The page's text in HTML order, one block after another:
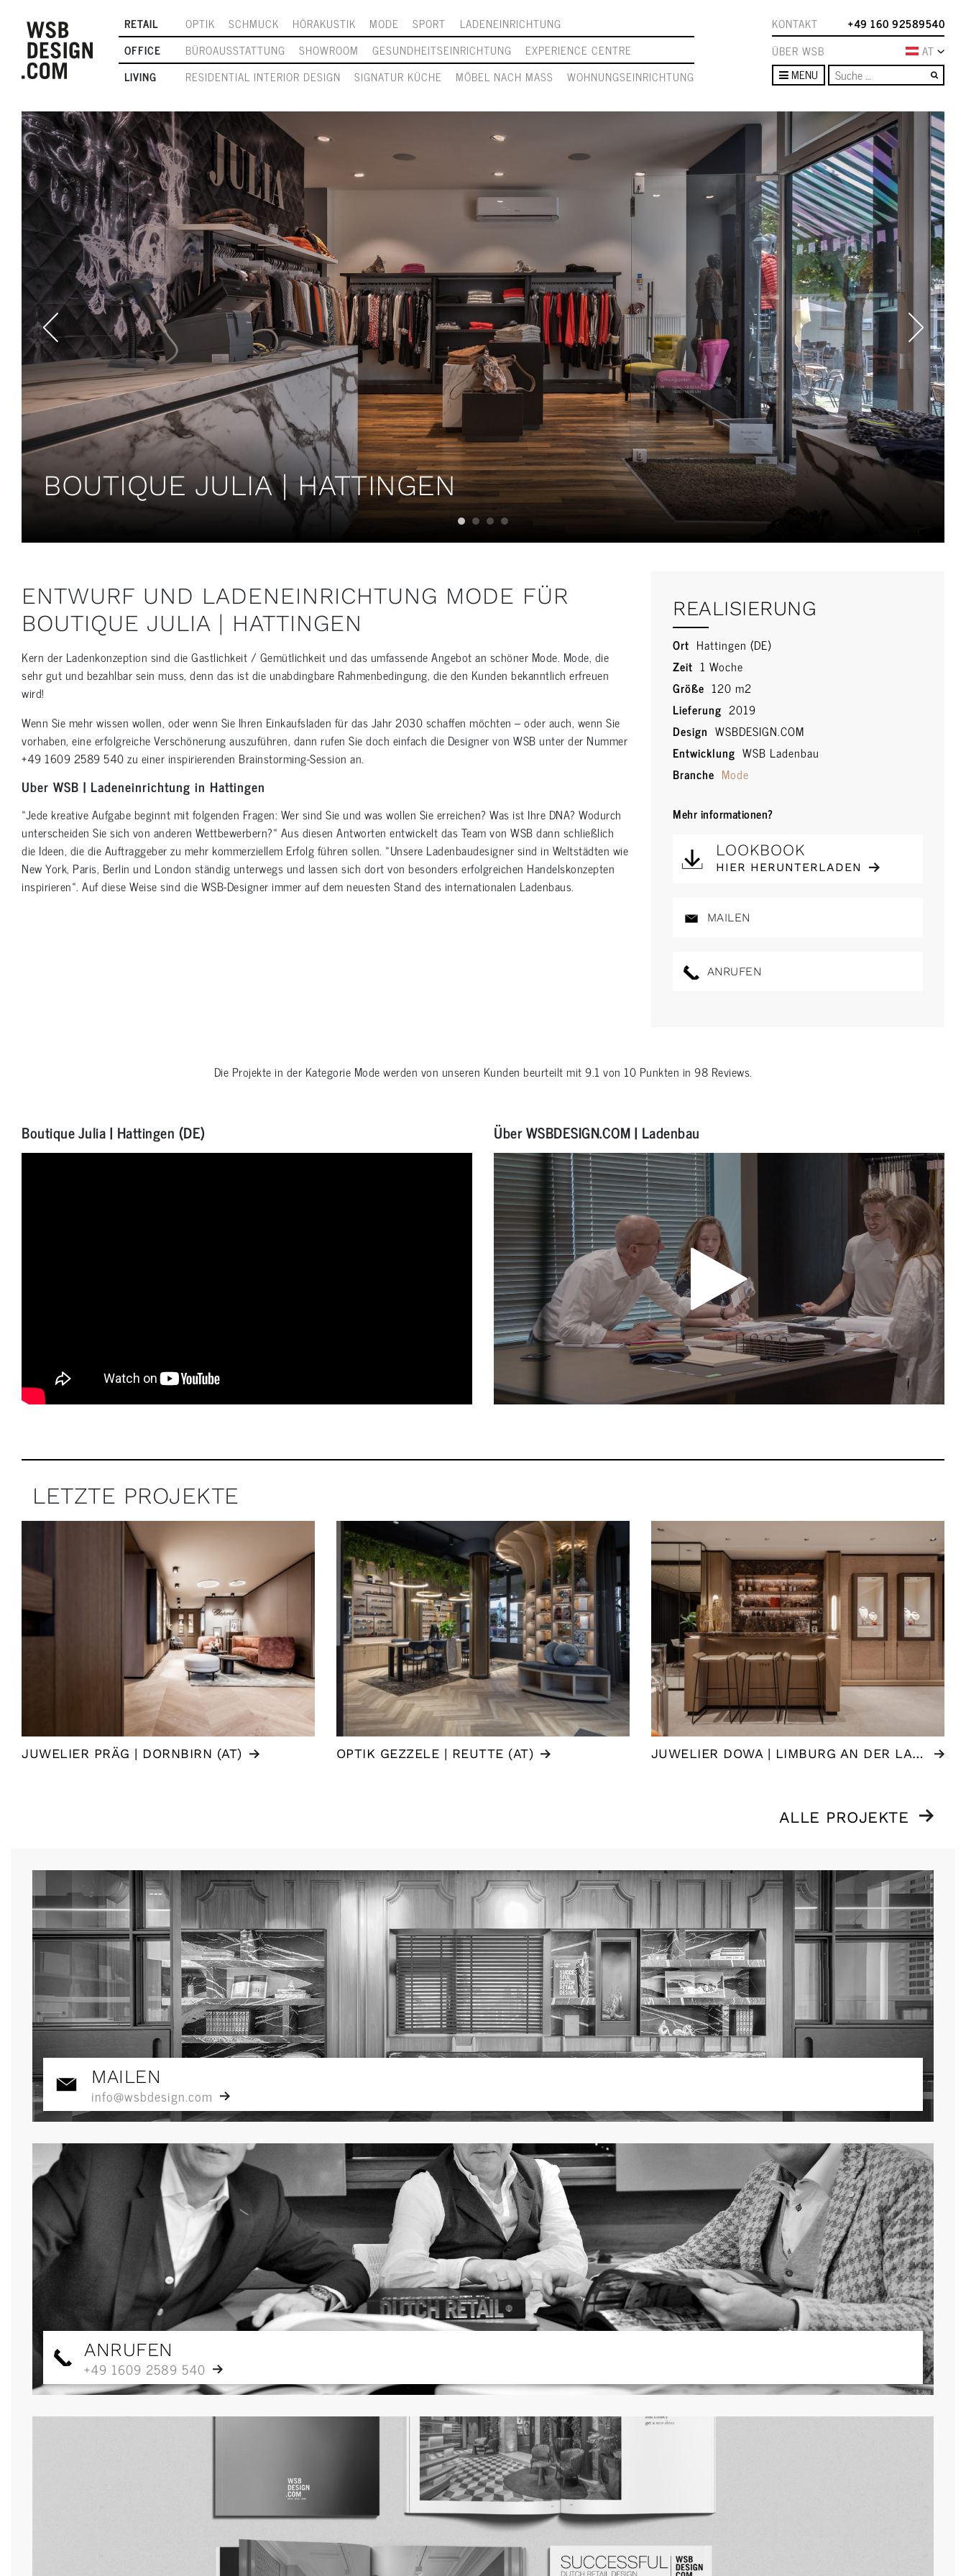
RETAIL OPTIK SCHMUCK HÖRAKUSTIK MODE SPORT
LADENEINRICHTUNG
OFFICE
BÜROAUSSTATTUNG SHOWROOM GESUNDHEITSEINRICHTUNG
EXPERIENCE CENTRE
LIVING
RESIDENTIAL INTERIOR DESIGN SIGNATUR KÜCHE MÖBEL NACH MASS WOHNUNGSEINRICHTUNG
KONTAKT
+49 160 92589540
ÜBER WSB
AT
MENU
BOUTIQUE JULIA | HATTINGEN
ENTWURF UND LADENEINRICHTUNG MODE FÜR
BOUTIQUE JULIA | HATTINGEN
Kern der Ladenkonzeption sind die Gastlichkeit / Gemütlichkeit und das umfassende Angebot an schöner Mode. Mode, die
sehr gut und bezahlbar sein muss, denn das ist die unabdingbare Rahmenbedingung, die den Kunden bekanntlich erfreuen
wird!
Wenn Sie mehr wissen wollen, oder wenn Sie Ihren Einkaufsladen für das Jahr 2030 schaffen möchten – oder auch, wenn Sie
vorhaben, eine erfolgreiche Verschönerung auszuführen, dann rufen Sie doch einfach die Designer von WSB unter der Nummer
+49 1609 2589 540 zu einer inspirierenden Brainstorming-Session an.
Uber WSB | Ladeneinrichtung in Hattingen
»Jede kreative Aufgabe beginnt mit folgenden Fragen: Wer sind Sie und was wollen Sie erreichen? Was ist Ihre DNA? Wodurch
unterscheiden Sie sich von anderen Wettbewerbern?« Aus diesen Antworten entwickelt das Team von WSB dann schließlich
die Ideen, die die Auftraggeber zu mehr kommerziellem Erfolg führen sollen. »Unsere Ladenbaudesigner sind in Weltstädten wie
New York, Paris, Berlin und London ständig unterwegs und lassen sich dort von besonders erfolgreichen Handelskonzepten
inspirieren«. Auf diese Weise sind die WSB-Designer immer auf dem neuesten Stand des internationalen Ladenbaus.
REALISIERUNG
Ort Hattingen (DE)
Zeit 1 Woche
Größe 120 m2
Lieferung 2019
Design WSBDESIGN.COM
Entwicklung WSB Ladenbau
Branche Mode
Mehr informationen?
LOOKBOOK
HIER HERUNTERLADEN
MAILEN
ANRUFEN
Die Projekte in der Kategorie Modewerden von unseren Kunden beurteilt mit9.1 von 10 Punkten in 98 Reviews.
Boutique Julia | Hattingen (DE) Über WSBDESIGN.COM | Ladenbau
LETZTE PROJEKTE
JUWELIER PRÄG | DORNBIRN (AT) OPTIK GEZZELE | REUTTE (AT) JUWELIER DOWA | LIMBURG AN DER LAHN (DE)
ALLE PROJEKTE
MAILEN
info@wsbdesign.com
ANRUFEN
+49 1609 2589 540